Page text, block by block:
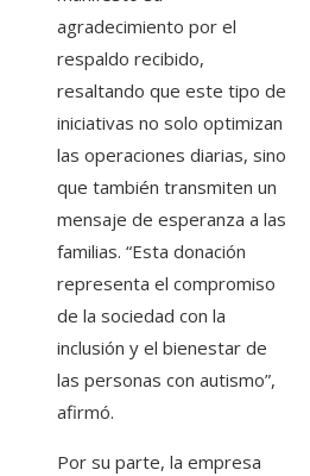
agradecimiento por el
respaldo recibido,
resaltando que este tipo de
iniciativas no solo optimizan
las operaciones diarias, sino
que también transmiten un
mensaje de esperanza a las
familias. “Esta donación
representa el compromiso
de la sociedad con la
inclusión y el bienestar de
las personas con autismo”,
afirmó.
Por su parte, la empresa